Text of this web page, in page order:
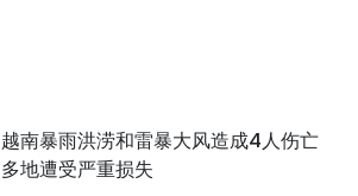
越南暴雨洪涝和雷暴大风造成4人伤亡
多地遭受严重损失